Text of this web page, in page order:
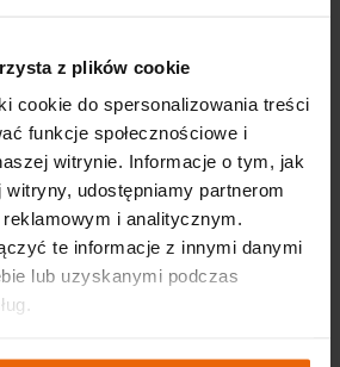
z plików cookie
cookie do spersonalizowania treści
funkcje społecznościowe i
witrynie. Informacje o tym, jak
udostępniamy partnerom
i analitycznym.
te informacje z innymi danymi
lub uzyskanymi podczas
zip
bezpieczeństwa
EXPO Kraków
pdf
POBIER
Z
techniczne,
i BHP EXPO
pdf
korzystania z